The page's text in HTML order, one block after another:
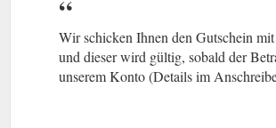
Wir schicken Ihnen den Gutschein
und dieser wird gültig, sobald der
unserem Konto (Details im